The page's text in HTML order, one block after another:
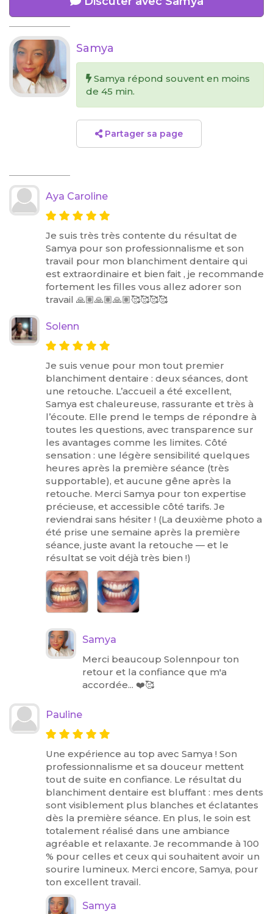
Samya
Samya répond souvent en moins
de 45 min.
Partager sa page
Aya Caroline
Je suis très très contente du résultat de
Samya pour son professionnalisme et son
travail pour mon blanchiment dentaire qui
est extraordinaire et bien fait , je recommande
fortement les filles vous allez adorer son
travail 🙏🏽🙏🏽🙏🏽🥰🥰🥰🥰
Solenn
Je suis venue pour mon tout premier
blanchiment dentaire : deux séances, dont
une retouche. L’accueil a été excellent,
Samya est chaleureuse, rassurante et très à
l’écoute. Elle prend le temps de répondre à
toutes les questions, avec transparence sur
les avantages comme les limites. Côté
sensation : une légère sensibilité quelques
heures après la première séance (très
supportable), et aucune gêne après la
retouche. Merci Samya pour ton expertise
précieuse, et accessible côté tarifs. Je
reviendrai sans hésiter ! (La deuxième photo a
été prise une semaine après la première
séance, juste avant la retouche — et le
résultat se voit déjà très bien !)
Samya
Merci beaucoup Solennpour ton
retour et la confiance que m'a
accordée... ❤️🥰
Pauline
Une expérience au top avec Samya ! Son
professionnalisme et sa douceur mettent
tout de suite en confiance. Le résultat du
blanchiment dentaire est bluffant : mes dents
sont visiblement plus blanches et éclatantes
dès la première séance. En plus, le soin est
totalement réalisé dans une ambiance
agréable et relaxante. Je recommande à 100
% pour celles et ceux qui souhaitent avoir un
sourire lumineux. Merci encore, Samya, pour
ton excellent travail.
Samya